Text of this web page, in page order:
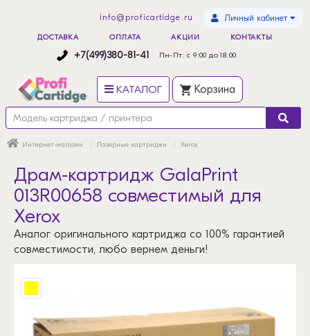
info@proficartidge.ru Личный кабинет
ДОСТАВКА ОПЛАТА АКЦИИ КОНТАКТЫ
+7(499)380-81-41 Пн-Пт: с 9:00 до 18:00
КАТАЛОГ Корзина
Интернет-магазин Лазерные картриджи Xerox
Драм-картридж GalaPrint
013R00658 совместимый для
Xerox
Аналог оригинального картриджа со 100% гарантией
совместимости, любо вернем деньги!